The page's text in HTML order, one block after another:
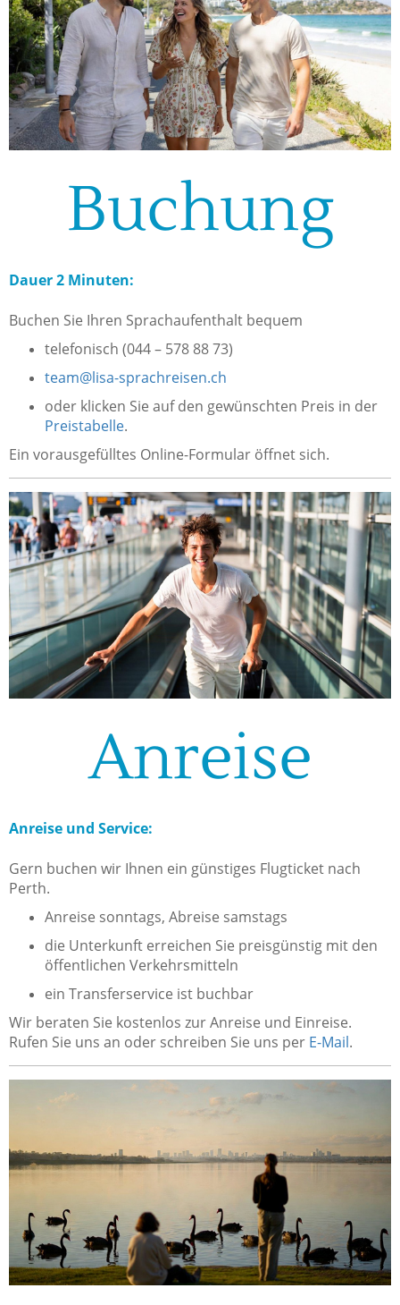
Buchung
Dauer 2 Minuten:
Buchen Sie Ihren Sprachaufenthalt bequem
telefonisch (044 – 578 88 73)
team@lisa-sprachreisen.ch
oder klicken Sie auf den gewünschten Preis in der
Preistabelle.
Ein vorausgefülltes Online-Formular öffnet sich.
Anreise
Anreise und Service:
Gern buchen wir Ihnen ein günstiges Flugticket nach
Perth.
Anreise sonntags, Abreise samstags
die Unterkunft erreichen Sie preisgünstig mit den
öffentlichen Verkehrsmitteln
ein Transferservice ist buchbar
Wir beraten Sie kostenlos zur Anreise und Einreise.
Rufen Sie uns an oder schreiben Sie uns per E-Mail.